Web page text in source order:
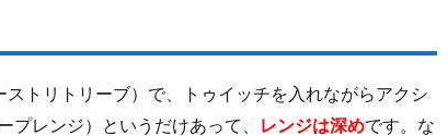
トリトリーブ）で、トゥイッチを入れながらアクシ
プレンジ）というだけあって、
レンジは深めです。な